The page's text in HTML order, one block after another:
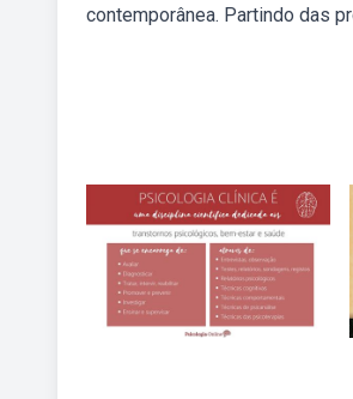
contemporânea. Partindo das